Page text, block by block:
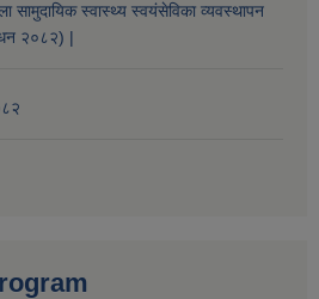
सामुदायिक स्वास्थ्य स्वयंसेविका व्यवस्थापन
२०८२) |